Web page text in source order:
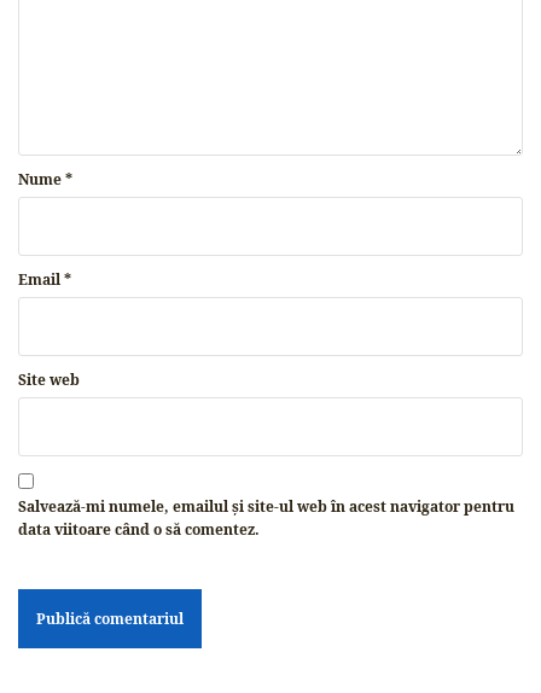
Nume*
Email*
Site web
Salvează-mi numele, emailul și site-ul web în acest navigator pentru
data viitoare când o să comentez.